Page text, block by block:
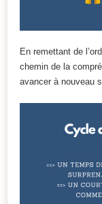
En remettant de
chemin de la
avancer à nouveau